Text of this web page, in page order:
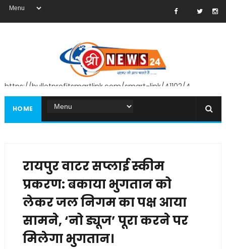
https://bulletprofitsmartlink.com/smart-link/41102/4
HOME
रायपुर वाटर सप्लाई स्कीम
प्रकरण: बकाया भुगतान को
लेकर जल निगम का पक्ष आया
सामने, ‘नो ड्यूज’ पूरा करने पर
मिलेगा भुगतान।